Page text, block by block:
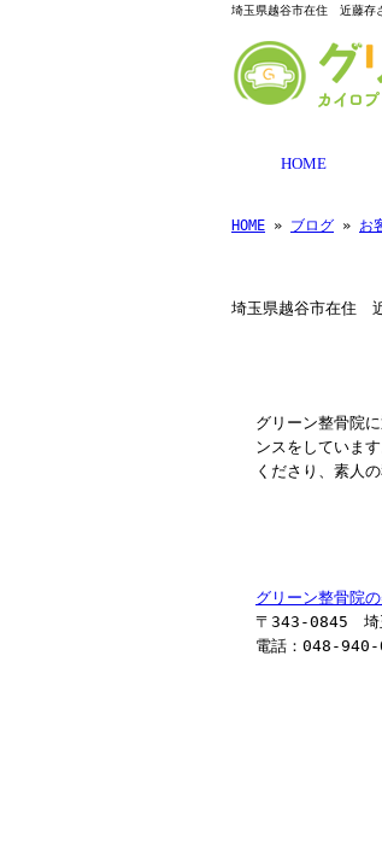
埼玉県越谷市在住 近藤存
HOME
HOME » ブログ » お
埼玉県越谷市在住
グリーン整骨院
ンスをしていま
くださり、素人
グリーン整骨院
〒343-0845 埼
電話：048-940-